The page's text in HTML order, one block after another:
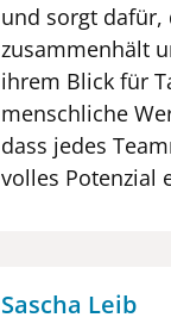
und sorgt dafür,
zusammenhält
ihrem Blick für
menschliche
dass jedes
volles Potenzial
Sascha Leib